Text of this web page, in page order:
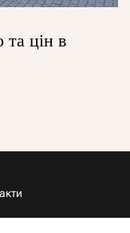
та цін в